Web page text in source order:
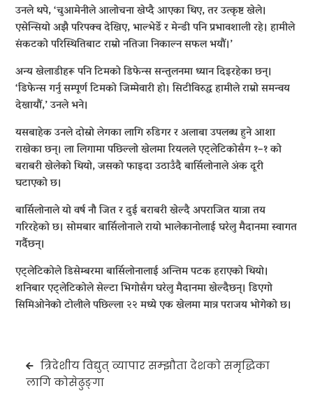
उनले थपे, ‘चुआमेनीले आलोचना खेप्दै आएका थिए, तर उत्कृष्ट खेले।
एसेन्सियो अझै परिपक्व देखिए, भाल्भेर्डे र मेन्डी पनि प्रभावशाली रहे। हामीले
संकटको परिस्थितिबाट राम्रो नतिजा निकाल्न सफल भयौं।’
अन्य खेलाडीहरू पनि टिमको डिफेन्स सन्तुलनमा ध्यान दिइरहेका छन्।
‘डिफेन्स गर्नु सम्पूर्ण टिमको जिम्मेवारी हो। सिटीविरुद्ध हामीले राम्रो समन्वय
देखायौं,’ उनले भने।
यसबाहेक उनले दोस्रो लेगका लागि रुडिगर र अलाबा उपलब्ध हुने आशा
राखेका छन्। ला लिगामा पछिल्लो खेलमा रियलले एट्लेटिकोसँग १–१ को
बराबरी खेलेको थियो, जसको फाइदा उठाउँदै बार्सिलोनाले अंक दूरी
घटाएको छ।
बार्सिलोनाले यो वर्ष नौ जित र दुई बराबरी खेल्दै अपराजित यात्रा तय
गरिरहेको छ। सोमबार बार्सिलोनाले रायो भालेकानोलाई घरेलु मैदानमा स्वागत
गर्दैछन्।
एट्लेटिकोले डिसेम्बरमा बार्सिलोनालाई अन्तिम पटक हराएको थियो।
शनिबार एट्लेटिकोले सेल्टा भिगोसँग घरेलु मैदानमा खेल्दैछन्। डिएगो
सिमिओनेको टोलीले पछिल्ला २२ मध्ये एक खेलमा मात्र पराजय भोगेको छ।
Post
navigation
त्रिदेशीय विद्युत् व्यापार सम्झौता देशको समृद्धिका
लागि कोसेढुङ्गा